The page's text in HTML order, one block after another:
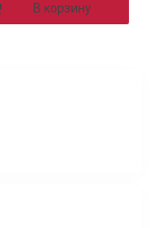
В корзину